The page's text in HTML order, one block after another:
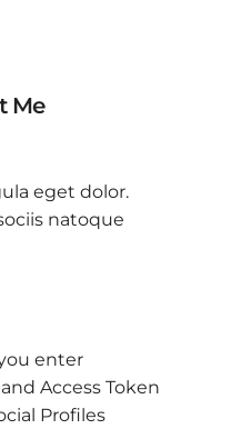
Me
eget dolor.
natoque
enter
Access Token
Profiles